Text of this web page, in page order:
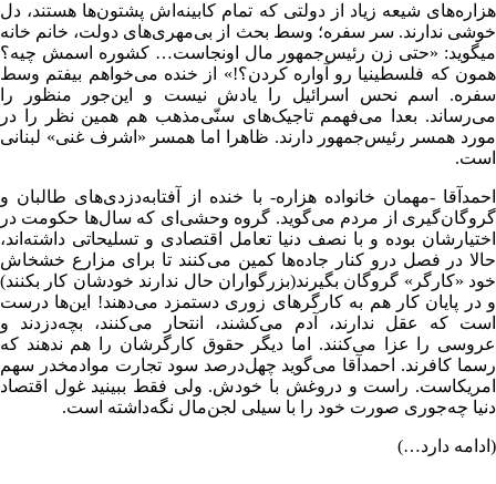
هزاره‌های شیعه زیاد از دولتی که تمام کابینه‌اش پشتون‌ها هستند، دل
خوشی ندارند. سر سفره؛ وسط بحث از بی‌مهری‌های دولت، خانم خانه
میگوید: «حتی زن رئیس‌جمهور مال اونجاست… کشوره اسمش چیه؟
همون که فلسطینیا رو آواره کردن؟!» از خنده می‌خواهم بیفتم وسط
سفره. اسم نحس اسرائیل را یادش نیست و این‌جور منظور را
می‌رساند. بعدا می‌فهمم تاجیک‌های سنّی‌مذهب هم همین نظر را در
مورد همسر رئیس‌جمهور دارند. ظاهرا اما همسر «اشرف غنی» لبنانی
است.
احمدآقا -مهمان خانواده هزاره- با خنده از آفتابه‌دزدی‌های طالبان و
گروگان‌گیری از مردم می‌گوید. گروه وحشی‌ای که ‌سال‌ها حکومت در
اختیارشان بوده و با نصف دنیا تعامل اقتصادی و تسلیحاتی داشته‌اند،
حالا در فصل درو کنار جاده‌ها کمین می‌کنند تا برای مزارع خشخاش
خود «کارگر» گروگان بگیرند(بزرگواران حال ندارند خودشان کار بکنند)
و در پایان کار هم به کارگرهای زوری دستمزد می‌دهند! این‌ها درست
است که عقل ندارند، آدم می‌کشند، انتحار می‌کنند، بچه‌دزدند و
عروسی را عزا می‌کنند. اما دیگر حقوق کارگرشان را هم ندهند که
رسما کافرند. احمدآقا می‌گوید چهل‌درصد سود تجارت موادمخدر سهم
امریکاست. راست و دروغش با خودش. ولی فقط ببینید غول اقتصاد
دنیا چه‌جوری صورت خود را با سیلی لجن‌مال نگه‌داشته است.
(ادامه دارد…)